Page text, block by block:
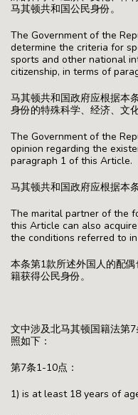
马其顿共和国公民身份。
The Government of the
determine the criteria for
sports and other national
citizenship, in terms of
马其顿共和国政府应根据本
身份的特殊科学、经济、文
The Government of the
opinion regarding the
paragraph 1 of this Article.
马其顿共和国政府应根据本
The marital partner of the
this Article can also
the conditions referred to
本条第1款所述外国人的配
籍获得公民身份。
文中涉及北马其顿国籍法第
照如下：
第7条1-10点：
1) is at least 18 years of